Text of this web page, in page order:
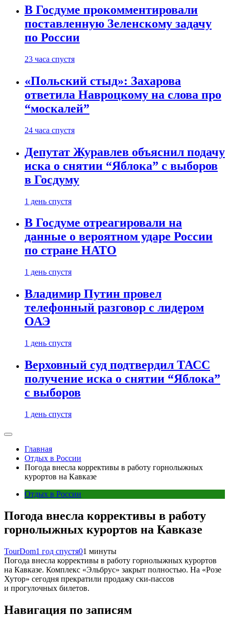
В Госдуме прокомментировали
поставленную Зеленскому задачу
по России
23 часа спустя
«Польский стыд»: Захарова
ответила Навроцкому на слова про
“москалей”
24 часа спустя
Депутат Журавлев объяснил подачу
иска о снятии “Яблока” с выборов
в Госдуму
1 день спустя
В Госдуме отреагировали на
данные о вероятном ударе России
по стране НАТО
1 день спустя
Владимир Путин провел
телефонный разговор с лидером
ОАЭ
1 день спустя
Верховный суд подтвердил ТАСС
получение иска о снятии “Яблока”
с выборов
1 день спустя
Главная
Отдых в России
Погода внесла коррективы в работу горнолыжных
курортов на Кавказе
Отдых в России
Погода внесла коррективы в работу
горнолыжных курортов на Кавказе
TourDom1 год спустя01 минуты
Погода внесла коррективы в работу горнолыжных курортов
на Кавказе. Комплекс «Эльбрус» закрыт полностью. На «Розе
Хутор» сегодня прекратили продажу ски-пассов
и прогулочных билетов.
Навигация по записям